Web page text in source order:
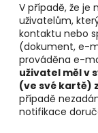
V případě, že je
uživatelům,
kontaktu nebo
(dokument, e-
prováděna e-
uživatel měl v
(ve své kartě)
případě
notifikace